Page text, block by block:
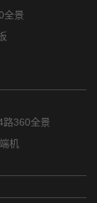
全景
路360全景
机